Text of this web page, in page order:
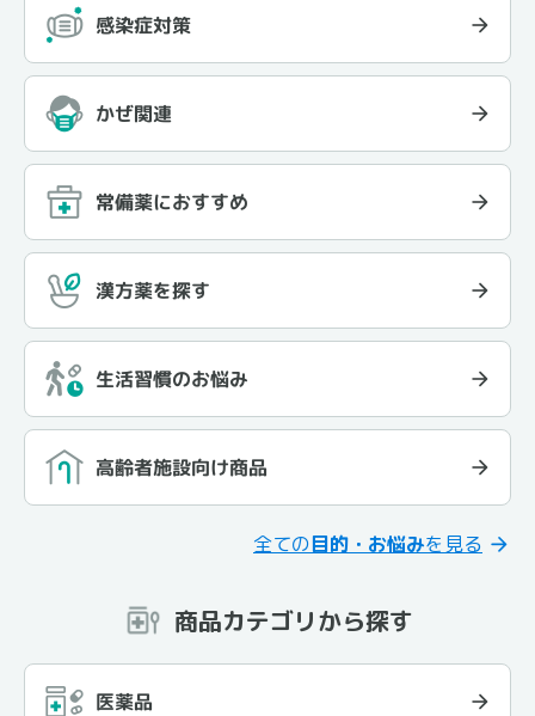
感染症対策
かぜ関連
常備薬におすすめ
漢方薬を探す
生活習慣のお悩み
高齢者施設向け商品
全ての目的・お悩みを見る
商品カテゴリから探す
医薬品